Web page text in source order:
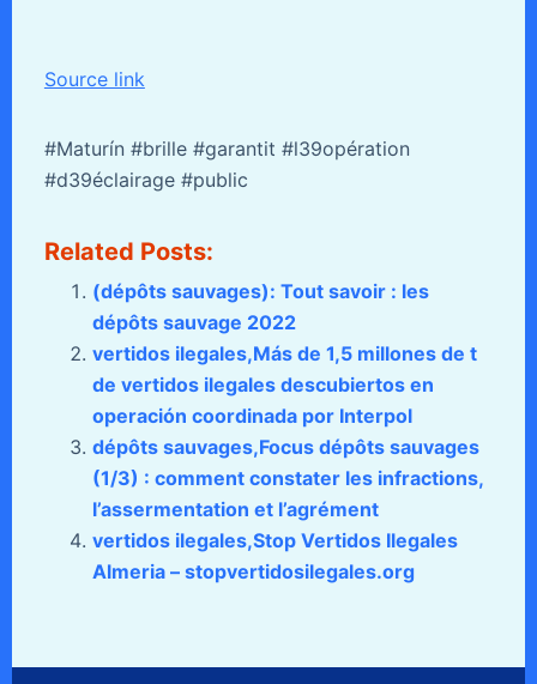
Source link
#Maturín #brille #garantit #l39opération
#d39éclairage #public
Related Posts:
(dépôts sauvages): Tout savoir : les
dépôts sauvage 2022
vertidos ilegales,Más de 1,5 millones de t
de vertidos ilegales descubiertos en
operación coordinada por Interpol
dépôts sauvages,Focus dépôts sauvages
(1/3) : comment constater les infractions,
l’assermentation et l’agrément
vertidos ilegales,Stop Vertidos Ilegales
Almeria – stopvertidosilegales.org